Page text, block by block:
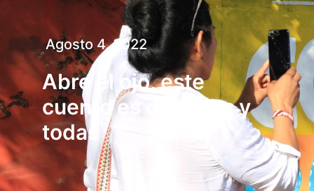
Agosto 4, 2022
Abre el ojo, este
cuento es de todos y
todas